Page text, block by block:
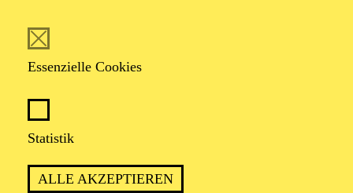
Essenzielle Cookies
Statistik
ALLE AKZEPTIEREN
zunächst Violine, bevor sie sich ganz dem Gesang
Ensemblemitglied am Aalto-Theater, wo sie sich mit
erarbeitet hat, darunter Carmen, Fricka („Die
Walküre“), Adalgisa („Norma“), Maddalena